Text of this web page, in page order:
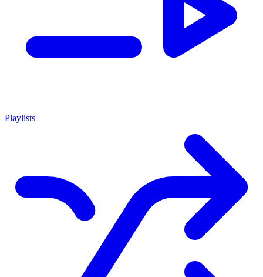
Playlists